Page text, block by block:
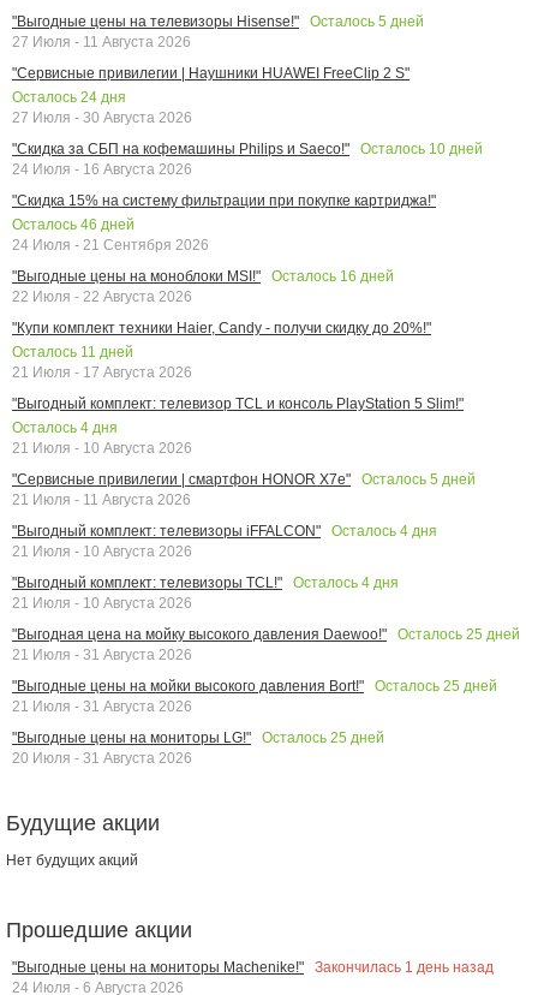
"Выгодные цены на телевизоры Hisense!"
Осталось 5 дней
27 Июля - 11 Августа 2026
"Сервисные привилегии | Наушники HUAWEI FreeClip 2 S"
Осталось 24 дня
27 Июля - 30 Августа 2026
"Скидка за СБП на кофемашины Philips и Saeco!"
Осталось 10 дней
24 Июля - 16 Августа 2026
"Скидка 15% на систему фильтрации при покупке картриджа!"
Осталось 46 дней
24 Июля - 21 Сентября 2026
"Выгодные цены на моноблоки MSI!"
Осталось 16 дней
22 Июля - 22 Августа 2026
"Купи комплект техники Haier, Candy - получи скидку до 20%!"
Осталось 11 дней
21 Июля - 17 Августа 2026
"Выгодный комплект: телевизор TCL и консоль PlayStation 5 Slim!"
Осталось 4 дня
21 Июля - 10 Августа 2026
"Сервисные привилегии | смартфон HONOR X7e"
Осталось 5 дней
21 Июля - 11 Августа 2026
"Выгодный комплект: телевизоры iFFALCON"
Осталось 4 дня
21 Июля - 10 Августа 2026
"Выгодный комплект: телевизоры TCL!"
Осталось 4 дня
21 Июля - 10 Августа 2026
"Выгодная цена на мойку высокого давления Daewoo!"
Осталось 25 дней
21 Июля - 31 Августа 2026
"Выгодные цены на мойки высокого давления Bort!"
Осталось 25 дней
21 Июля - 31 Августа 2026
"Выгодные цены на мониторы LG!"
Осталось 25 дней
20 Июля - 31 Августа 2026
Будущие акции
Нет будущих акций
Прошедшие акции
"Выгодные цены на мониторы Machenike!" Закончилась 1 день назад
24 Июля - 6 Августа 2026